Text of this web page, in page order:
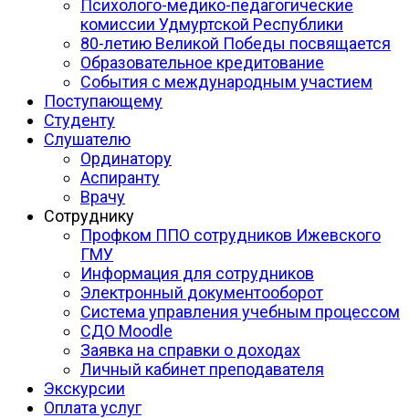
Психолого-медико-педагогические
комиссии Удмуртской Республики
80-летию Великой Победы посвящается
Образовательное кредитование
События с международным участием
Поступающему
Студенту
Слушателю
Ординатору
Аспиранту
Врачу
Сотруднику
Профком ППО сотрудников Ижевского
ГМУ
Информация для сотрудников
Электронный документооборот
Система управления учебным процессом
СДО Moodle
Заявка на справки о доходах
Личный кабинет преподавателя
Экскурсии
Оплата услуг